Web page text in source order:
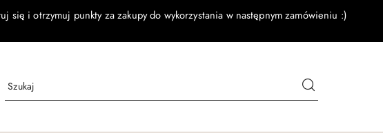
się i otrzymuj punkty za zakupy do wykorzystania w następnym zamówieniu :)